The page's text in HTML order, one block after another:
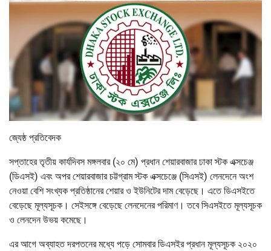
জ্যেষ্ঠ প্রতিবেদক
সপ্তাহের তৃতীয় কার্যদিবস মঙ্গলবার (২০ মে) প্রধান শেয়ারবাজার ঢাকা স্টক এক্সচেঞ্জ
(ডিএসই) এবং অপর শেয়ারবাজার চট্টগ্রাম স্টক এক্সচেঞ্জে (সিএসই) লেনদেনে অংশ
নেওয়া বেশি সংখ্যক প্রতিষ্ঠানের শেয়ার ও ইউনিটের দাম বেড়েছে। এতে ডিএসইতে
বেড়েছে মূল্যসূচক। সেইসঙ্গে বেড়েছে লেনদেনের পরিমাণ। তবে সিএসইতে মূল্যসূচক
ও লেনদেন উভয় কমেছে।
এর আগে অব্যাহত দরপতনের মধ্যে পড়ে সোমবার ডিএসইর প্রধান মূল্যসূচক ২০২০